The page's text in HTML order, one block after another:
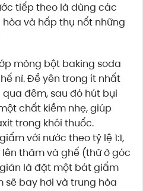
tiếp theo là dùng các
và hấp thụ nốt những
mỏng bột baking soda
nỉ. Để yên trong ít nhất
đêm, sau đó hút bụi
chất kiềm nhẹ, giúp
trong khói thuốc.
với nước theo tỷ lệ 1:1,
thảm và ghế (thử ở góc
là đặt một bát giấm
sẽ bay hơi và trung hòa